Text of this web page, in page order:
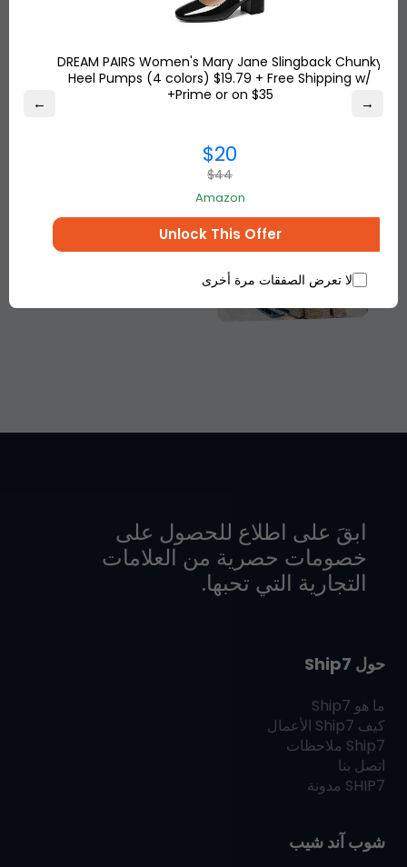
وابقَ على اطلاع بأحدث أخبار
ابقَ على اطلاع للحصول على
خصومات حصرية من العلامات
التجارية التي تحبها.
حول Ship7
ما هو Ship7
كيف Ship7 الأعمال
Ship7 ملاحظات
اتصل بنا
SHIP7 مدونة
شوب آند شيب
← →
DREAM PAIRS Women's Mary Jane Slingback Chunky
Heel Pumps (4 colors) $19.79 + Free Shipping w/
Prime or on $35+
$20
$44
Amazon
Unlock This Offer
لا تعرض الصفقات مرة أخرى